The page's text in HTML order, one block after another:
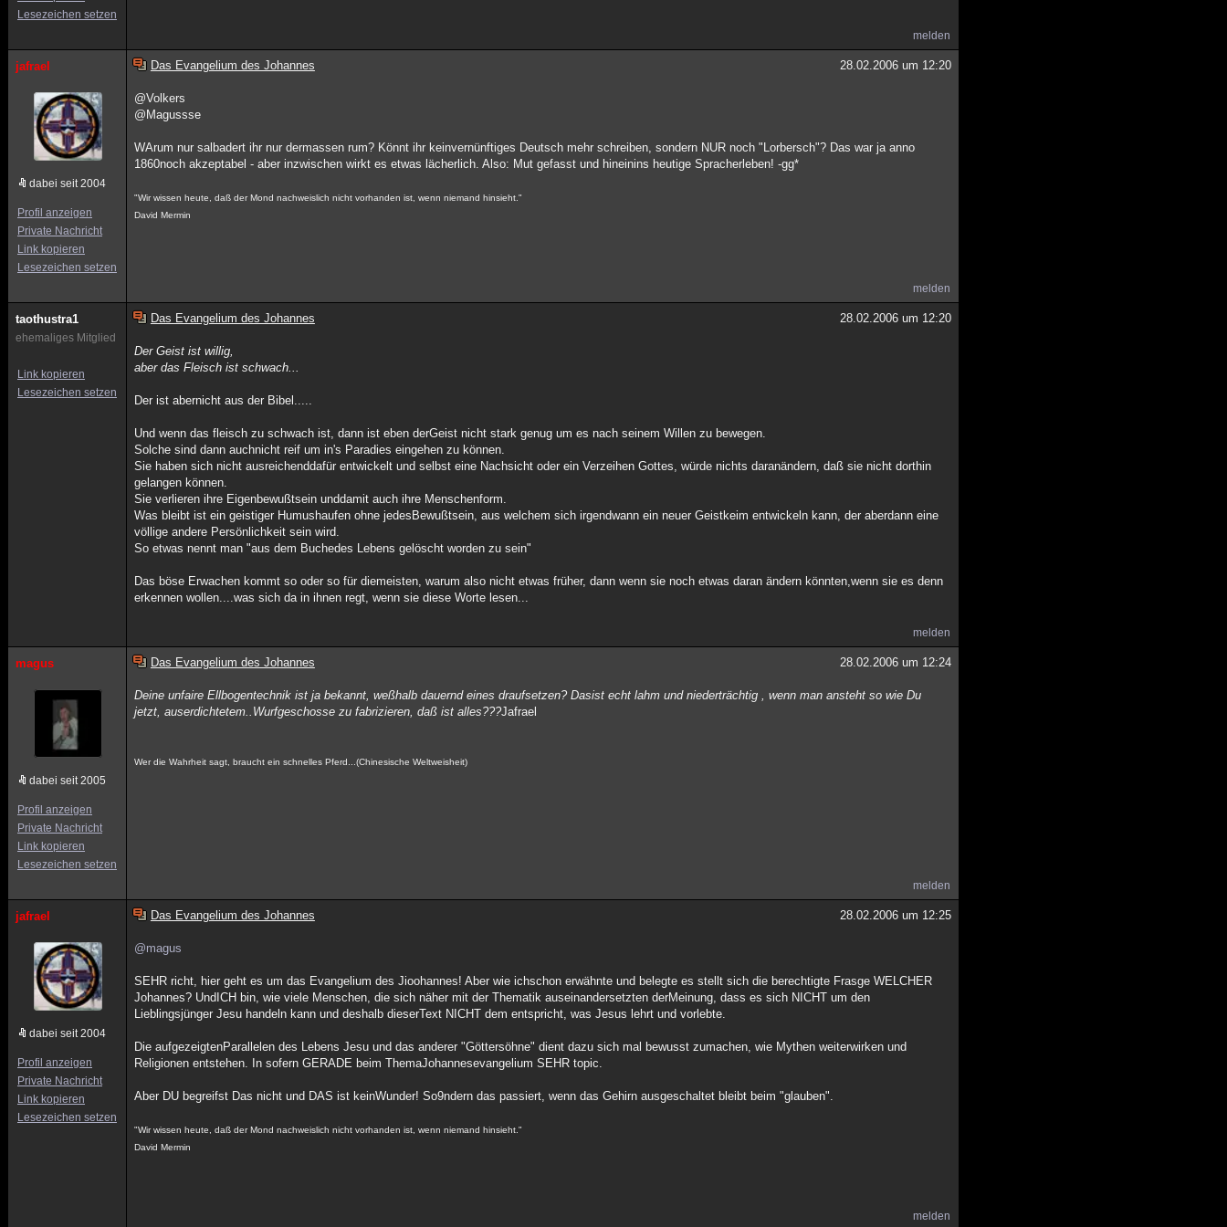
Lesezeichen setzen
melden
jafrael
dabei seit 2004
Profil anzeigen
Private Nachricht
Link kopieren
Lesezeichen setzen
Das Evangelium des Johannes 28.02.2006 um 12:20
@Volkers
@Magussse
WArum nur salbadert ihr nur dermassen rum? Könnt ihr keinvernünftiges Deutsch mehr schreiben, sondern NUR noch "Lorbersch"? Das war ja anno
1860noch akzeptabel - aber inzwischen wirkt es etwas lächerlich. Also: Mut gefasst und hineinins heutige Spracherleben! -gg*
"Wir wissen heute, daß der Mond nachweislich nicht vorhanden ist, wenn niemand hinsieht."
David Mermin
melden
taothustra1
ehemaliges Mitglied
Link kopieren
Lesezeichen setzen
Das Evangelium des Johannes 28.02.2006 um 12:20
Der Geist ist willig,
aber das Fleisch ist schwach...
Der ist abernicht aus der Bibel.....
Und wenn das fleisch zu schwach ist, dann ist eben derGeist nicht stark genug um es nach seinem Willen zu bewegen.
Solche sind dann auchnicht reif um in's Paradies eingehen zu können.
Sie haben sich nicht ausreichenddafür entwickelt und selbst eine Nachsicht oder ein Verzeihen Gottes, würde nichts daranändern, daß sie nicht dorthin
gelangen können.
Sie verlieren ihre Eigenbewußtsein unddamit auch ihre Menschenform.
Was bleibt ist ein geistiger Humushaufen ohne jedesBewußtsein, aus welchem sich irgendwann ein neuer Geistkeim entwickeln kann, der aberdann eine
völlige andere Persönlichkeit sein wird.
So etwas nennt man "aus dem Buchedes Lebens gelöscht worden zu sein"
Das böse Erwachen kommt so oder so für diemeisten, warum also nicht etwas früher, dann wenn sie noch etwas daran ändern könnten,wenn sie es denn
erkennen wollen....was sich da in ihnen regt, wenn sie diese Worte lesen...
melden
magus
dabei seit 2005
Profil anzeigen
Private Nachricht
Link kopieren
Lesezeichen setzen
Das Evangelium des Johannes 28.02.2006 um 12:24
Deine unfaire Ellbogentechnik ist ja bekannt, weßhalb dauernd eines draufsetzen? Dasist echt lahm und niederträchtig , wenn man ansteht so wie Du
jetzt, auserdichtetem..Wurfgeschosse zu fabrizieren, daß ist alles???Jafrael
Wer die Wahrheit sagt, braucht ein schnelles Pferd...(Chinesische Weltweisheit)
melden
jafrael
dabei seit 2004
Profil anzeigen
Private Nachricht
Link kopieren
Lesezeichen setzen
Das Evangelium des Johannes 28.02.2006 um 12:25
@magus
SEHR richt, hier geht es um das Evangelium des Jioohannes! Aber wie ichschon erwähnte und belegte es stellt sich die berechtigte Frasge WELCHER
Johannes? UndICH bin, wie viele Menschen, die sich näher mit der Thematik auseinandersetzten derMeinung, dass es sich NICHT um den
Lieblingsjünger Jesu handeln kann und deshalb dieserText NICHT dem entspricht, was Jesus lehrt und vorlebte.
Die aufgezeigtenParallelen des Lebens Jesu und das anderer "Göttersöhne" dient dazu sich mal bewusst zumachen, wie Mythen weiterwirken und
Religionen entstehen. In sofern GERADE beim ThemaJohannesevangelium SEHR topic.
Aber DU begreifst Das nicht und DAS ist keinWunder! So9ndern das passiert, wenn das Gehirn ausgeschaltet bleibt beim "glauben".
"Wir wissen heute, daß der Mond nachweislich nicht vorhanden ist, wenn niemand hinsieht."
David Mermin
melden